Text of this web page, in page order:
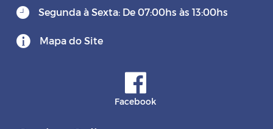
Segunda à Sexta: De 07:00hs às 13:00hs
Mapa do Site
Facebook